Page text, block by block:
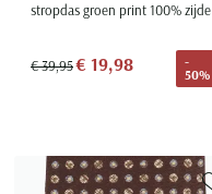
stropdas groen print 100% zijde
€ 39,95€ 19,98
-
50%